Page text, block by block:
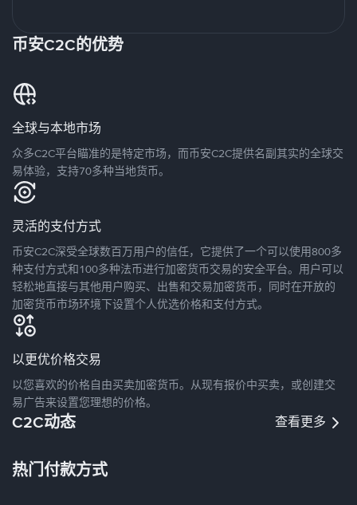
币安C2C的优势
全球与本地市场
众多C2C平台瞄准的是特定市场，而币安C2C提供名副其实的全球交
易体验，支持70多种当地货币。
灵活的支付方式
币安C2C深受全球数百万用户的信任，它提供了一个可以使用800多
种支付方式和100多种法币进行加密货币交易的安全平台。用户可以
轻松地直接与其他用户购买、出售和交易加密货币，同时在开放的
加密货币市场环境下设置个人优选价格和支付方式。
以更优价格交易
以您喜欢的价格自由买卖加密货币。从现有报价中买卖，或创建交
易广告来设置您理想的价格。
C2C动态 查看更多
热门付款方式